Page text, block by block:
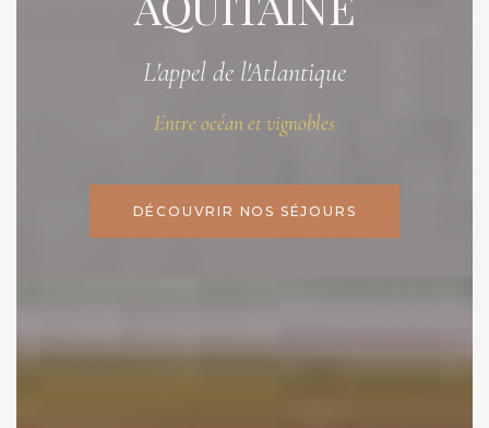
L'appel de l'Atlantique
Entre océan et vignobles
DÉCOUVRIR NOS SÉJOURS